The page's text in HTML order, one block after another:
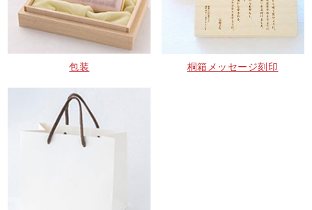
包装 桐箱メッセージ刻印